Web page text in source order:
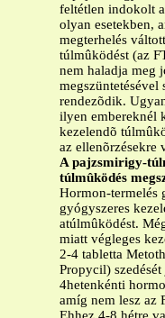
feltétlen indokolt
olyan esetekben,
megterhelés
túlmûködést (az
nem haladja meg
megszüntetésével
rendezõdik.
ilyen embereknél
kezelendõ
az ellenõrzésekre
A pajzsmirigy-
túlmûködés
Hormon-termelés
gyógyszeres
atúlmûködést.
miatt végleges
2-4 tabletta
Propycil)
4hetenkénti
amíg nem lesz az